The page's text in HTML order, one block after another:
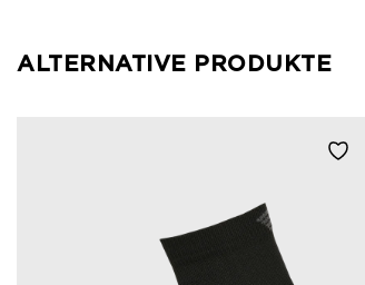
ALTERNATIVE PRODUKTE